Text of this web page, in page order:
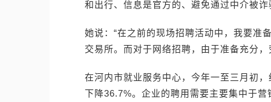
和出行、信息是官方的、避免通过中介被
她说：“在之前的现场招聘活动中，我要准
交易所。而对于网络招聘，由于准备充分
在河内市就业服务中心，今年一至三月初
下降36.7%。企业的聘用需要主要集中于